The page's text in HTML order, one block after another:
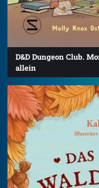
D&D Dungeon Club.
allein